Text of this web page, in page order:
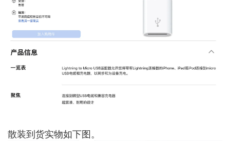
散装到货实物如下图。